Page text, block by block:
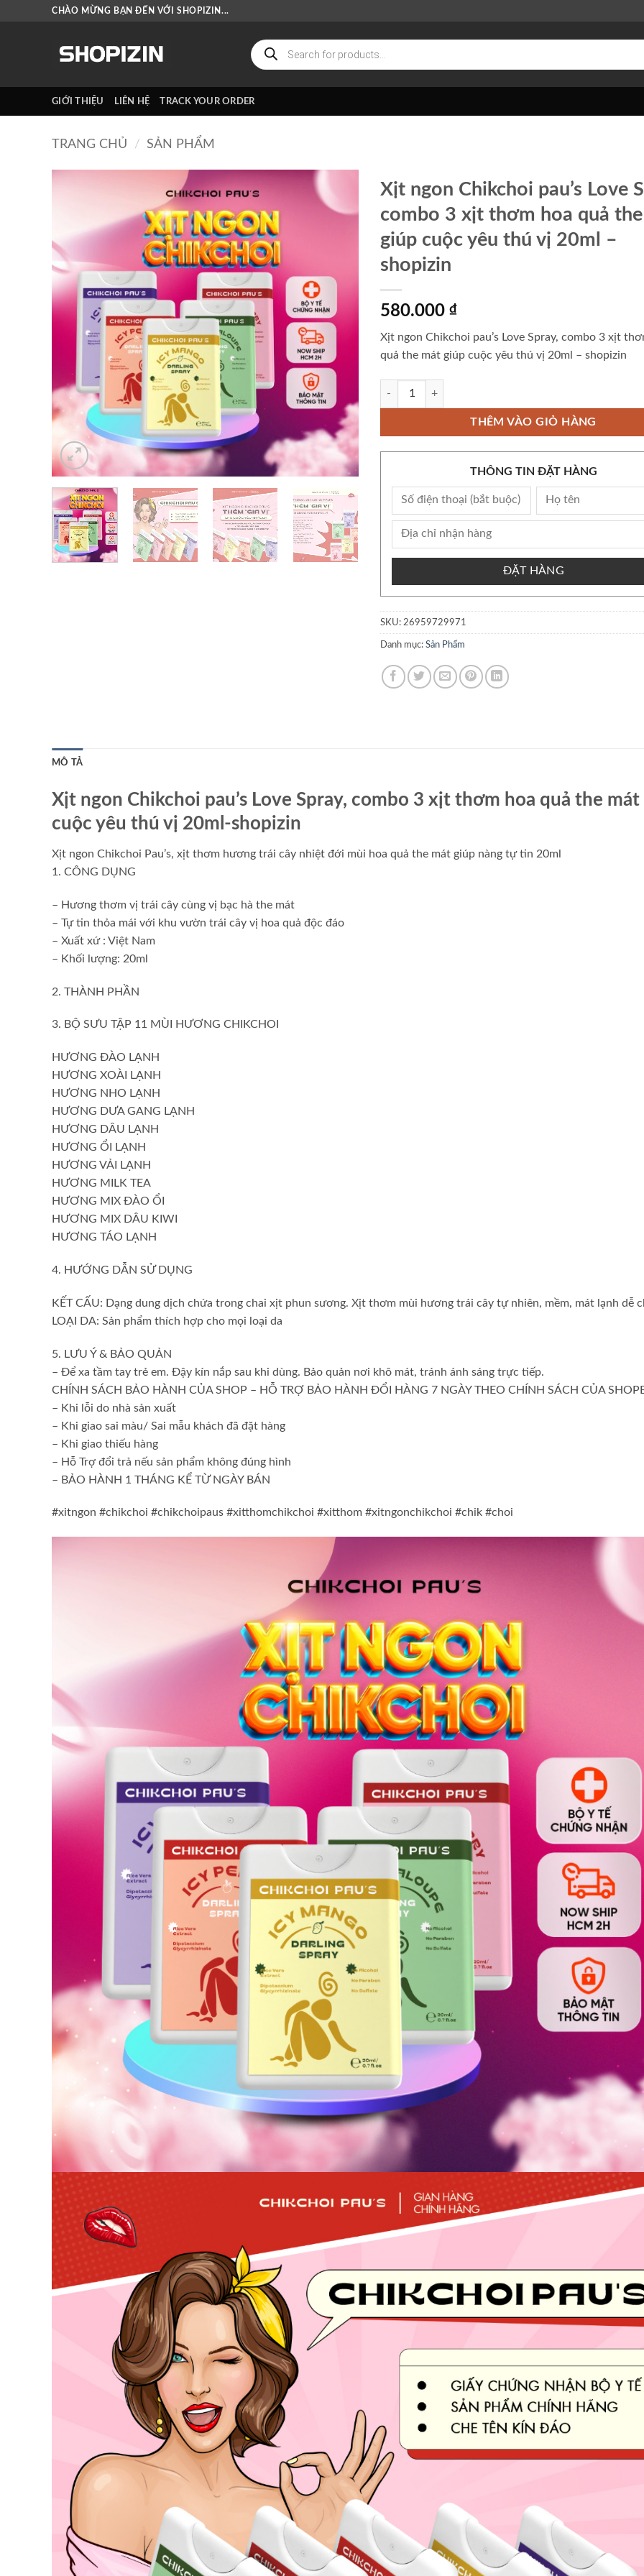
CHÀO MỪNG BẠN ĐẾN VỚI SHOPIZIN...
Tìm
kiếm
sản
phẩm
GIỚI THIỆU LIÊN HỆ TRACK YOUR ORDER
TRANG CHỦ / SẢN PHẨM
Xịt ngon Chikchoi pau’s Love
combo 3 xịt thơm hoa quả
giúp cuộc yêu thú vị 20ml –
shopizin
580.000 ₫
Xịt ngon Chikchoi pau’s Love Spray, combo 3 xịt
quả the mát giúp cuộc yêu thú vị 20ml – shopizin
Xịt ngon Chikchoi pau's Love Spray, combo 3 xịt thơm
THÊM VÀO GIỎ HÀNG
THÔNG TIN ĐẶT HÀNG
ĐẶT HÀNG
SKU: 26959729971
Danh mục: Sản Phẩm
MÔ TẢ
Xịt ngon Chikchoi pau’s Love Spray, combo 3 xịt thơm hoa quả the
cuộc yêu thú vị 20ml-shopizin
Xịt ngon Chikchoi Pau’s, xịt thơm hương trái cây nhiệt đới mùi hoa quả the mát giúp nàng tự tin 20ml
1. CÔNG DỤNG
– Hương thơm vị trái cây cùng vị bạc hà the mát
– Tự tin thỏa mái với khu vườn trái cây vị hoa quả độc đáo
– Xuất xứ : Việt Nam
– Khối lượng: 20ml
2. THÀNH PHẦN
3. BỘ SƯU TẬP 11 MÙI HƯƠNG CHIKCHOI
HƯƠNG ĐÀO LẠNH
HƯƠNG XOÀI LẠNH
HƯƠNG NHO LẠNH
HƯƠNG DƯA GANG LẠNH
HƯƠNG DÂU LẠNH
HƯƠNG ỔI LẠNH
HƯƠNG VẢI LẠNH
HƯƠNG MILK TEA
HƯƠNG MIX ĐÀO ỔI
HƯƠNG MIX DÂU KIWI
HƯƠNG TÁO LẠNH
4. HƯỚNG DẪN SỬ DỤNG
KẾT CẤU: Dạng dung dịch chứa trong chai xịt phun sương. Xịt thơm mùi hương trái cây tự nhiên, mềm, mát lạnh dễ
LOẠI DA: Sản phẩm thích hợp cho mọi loại da
5. LƯU Ý & BẢO QUẢN
– Để xa tầm tay trẻ em. Đậy kín nắp sau khi dùng. Bảo quản nơi khô mát, tránh ánh sáng trực tiếp.
CHÍNH SÁCH BẢO HÀNH CỦA SHOP – HỖ TRỢ BẢO HÀNH ĐỔI HÀNG 7 NGÀY THEO CHÍNH SÁCH CỦA
– Khi lỗi do nhà sản xuất
– Khi giao sai màu/ Sai mẫu khách đã đặt hàng
– Khi giao thiếu hàng
– Hỗ Trợ đổi trả nếu sản phẩm không đúng hình
– BẢO HÀNH 1 THÁNG KỂ TỪ NGÀY BÁN
#xitngon #chikchoi #chikchoipaus #xitthomchikchoi #xitthom #xitngonchikchoi #chik #choi